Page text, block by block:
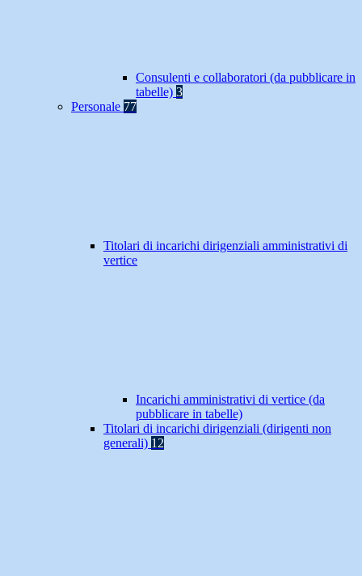
Consulenti e collaboratori (da pubblicare in
tabelle) 3
Personale 77
Titolari di incarichi dirigenziali amministrativi di
vertice
Incarichi amministrativi di vertice (da
pubblicare in tabelle)
Titolari di incarichi dirigenziali (dirigenti non
generali) 12